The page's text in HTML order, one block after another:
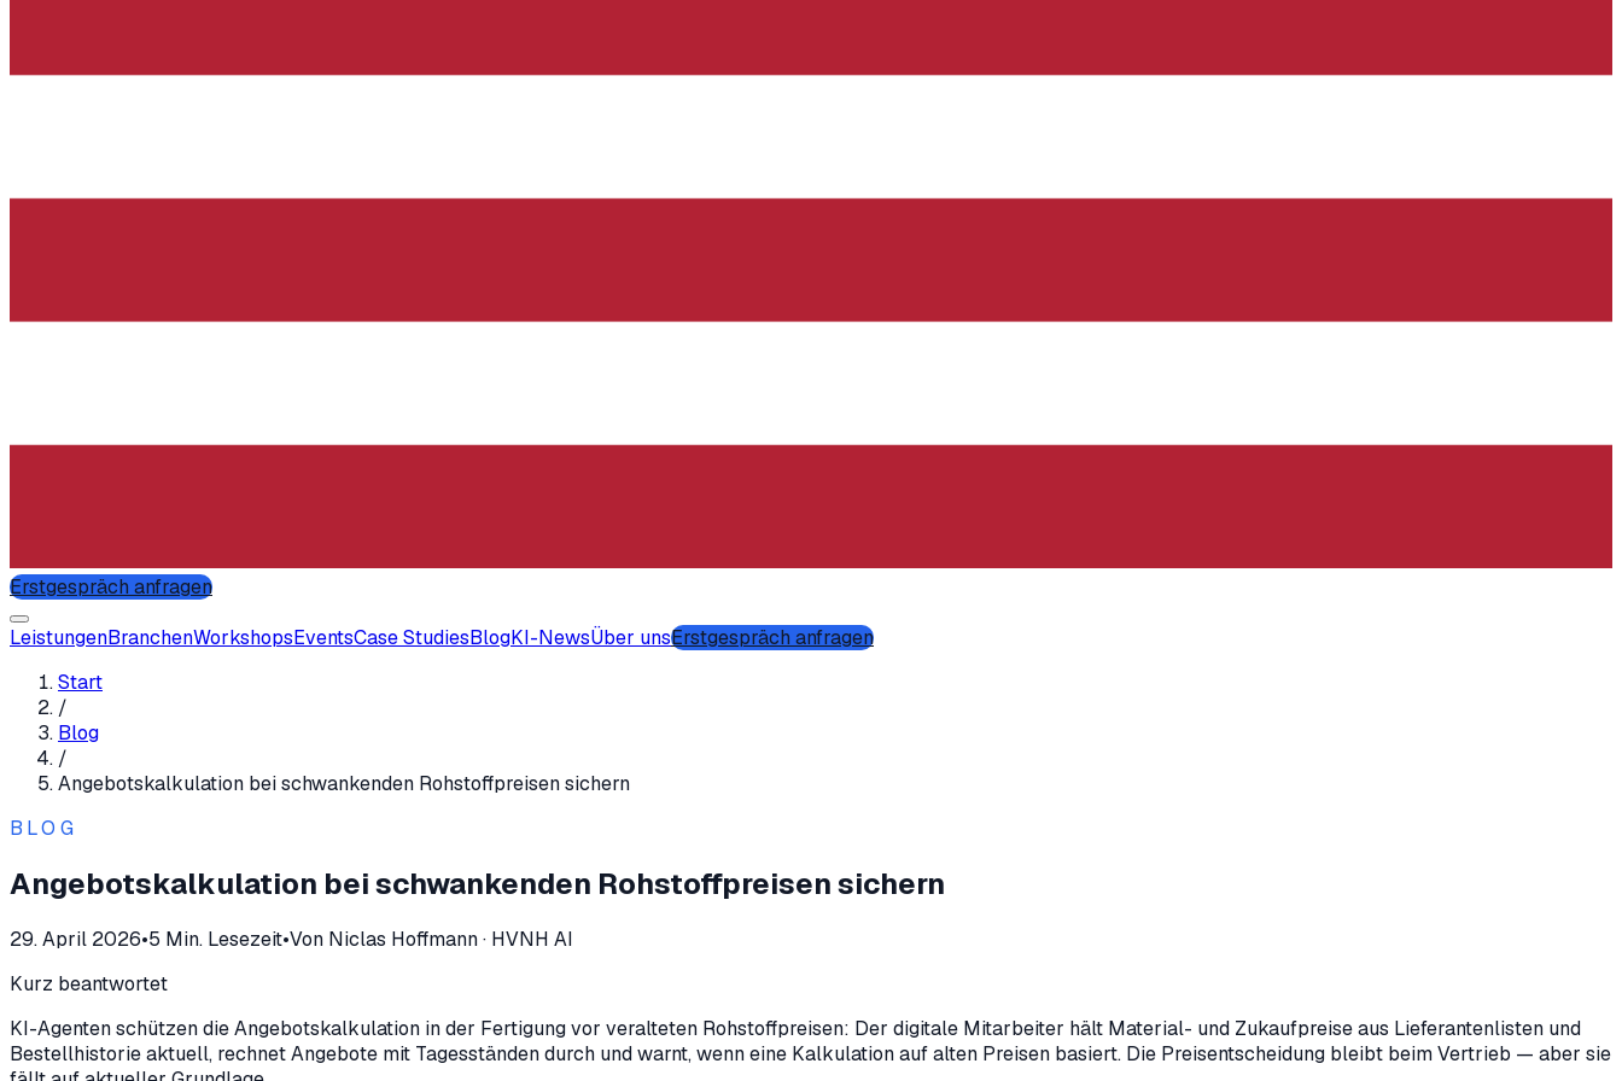
Erstgespräch anfragen
LeistungenBranchenWorkshopsEventsCase StudiesBlogKI-NewsÜber unsErstgespräch anfragen
Start
/
Blog
/
Angebotskalkulation bei schwankenden Rohstoffpreisen sichern
BLOG
Angebotskalkulation bei schwankenden Rohstoffpreisen sichern
29. April 2026•5 Min. Lesezeit•Von Niclas Hoffmann· HVNH AI
Kurz beantwortet
KI-Agenten schützen die Angebotskalkulation in der Fertigung vor veralteten Rohstoffpreisen: Der digitale Mitarbeiter hält Material- und Zukaufpreise aus Lieferantenlisten und
Bestellhistorie aktuell, rechnet Angebote mit Tagesständen durch und warnt, wenn eine Kalkulation auf alten Preisen basiert. Die Preisentscheidung bleibt beim Vertrieb — aber sie